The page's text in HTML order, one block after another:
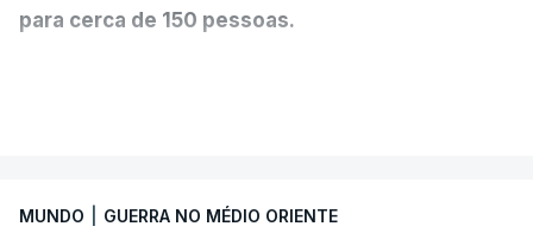
para cerca de 150 pessoas.
que já colaborou com a Administração norte-
MUNDO GUERRA NO MÉDIO ORIENTE